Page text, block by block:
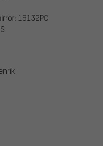
16132PC